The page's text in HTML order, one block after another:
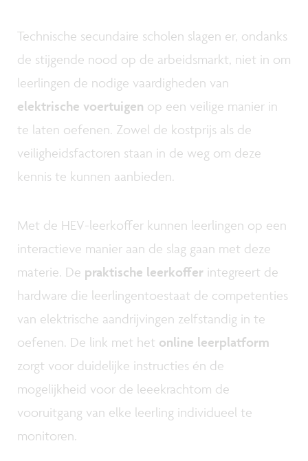
Technische secundaire scholen slagen er, ondanks
de stijgende nood op de arbeidsmarkt, niet in om
leerlingen de nodige vaardigheden van
elektrische voertuigen op een veilige manier in
te laten oefenen. Zowel de kostprijs als de
veiligheidsfactoren staan in de weg om deze
kennis te kunnen aanbieden.
Met de HEV-leerkoffer kunnen leerlingen op een
interactieve manier aan de slag gaan met deze
materie. De praktische leerkoffer integreert de
hardware die leerlingentoestaat de competenties
van elektrische aandrijvingen zelfstandig in te
oefenen. De link met het online leerplatform
zorgt voor duidelijke instructies én de
mogelijkheid voor de leeekrachtom de
vooruitgang van elke leerling individueel te
monitoren.